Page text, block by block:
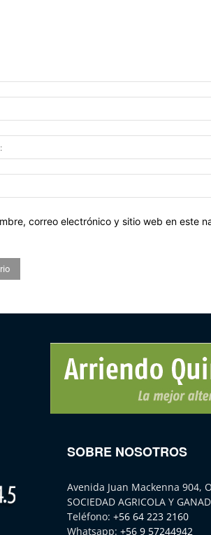
correo electrónico y sitio web en este
SOBRE NOSOTROS
Avenida Juan Mackenna 904,
SOCIEDAD AGRICOLA Y
Teléfono: +56 64 223 2160
Whatsapp: +56 9 57244942